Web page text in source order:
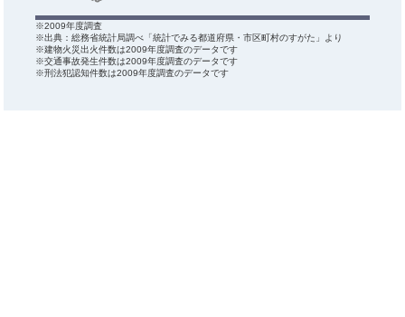
※2009年度調査
※出典：総務省統計局調べ「統計でみる都道府県・市区町村のすがた」より
※建物火災出火件数は2009年度調査のデータです
※交通事故発生件数は2009年度調査のデータです
※刑法犯認知件数は2009年度調査のデータです